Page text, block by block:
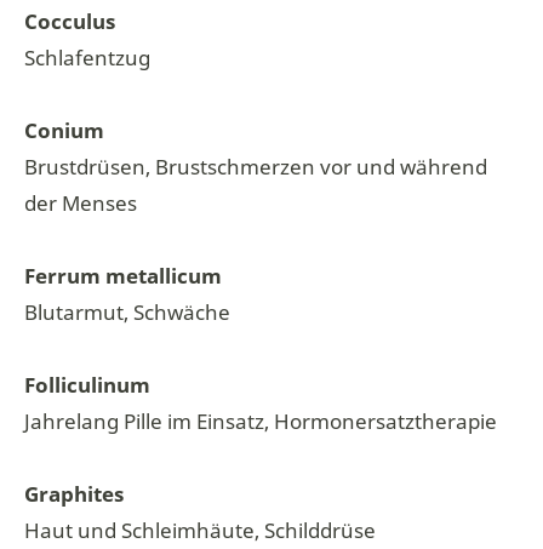
Cocculus
Schlafentzug
Conium
Brustdrüsen, Brustschmerzen vor und während
der Menses
Ferrum metallicum
Blutarmut, Schwäche
Folliculinum
Jahrelang Pille im Einsatz, Hormonersatztherapie
Graphites
Haut und Schleimhäute, Schilddrüse